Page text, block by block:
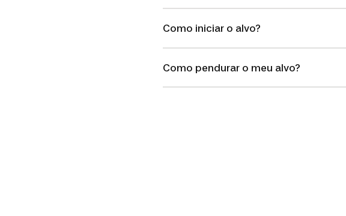
Como iniciar o alvo?
Como pendurar o meu alvo?